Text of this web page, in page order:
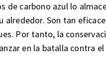
de carbono azul lo
alrededor. Son tan
Por tanto, la
en la batalla contra